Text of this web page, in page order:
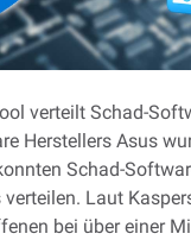
verteilt Schad-
Herstellers Asus
Schad-
verteilen. Laut
bei über einer